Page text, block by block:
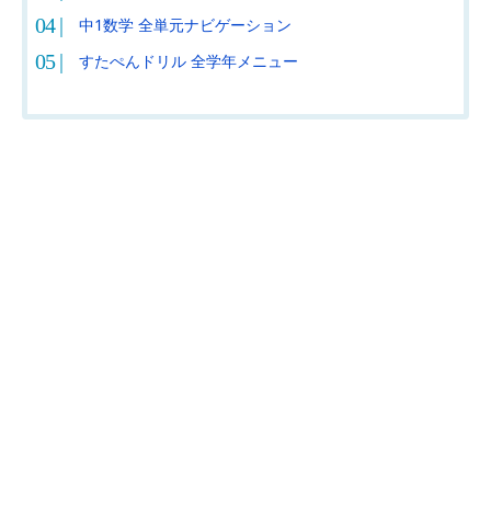
中1数学 全単元ナビゲーション
すたぺんドリル 全学年メニュー